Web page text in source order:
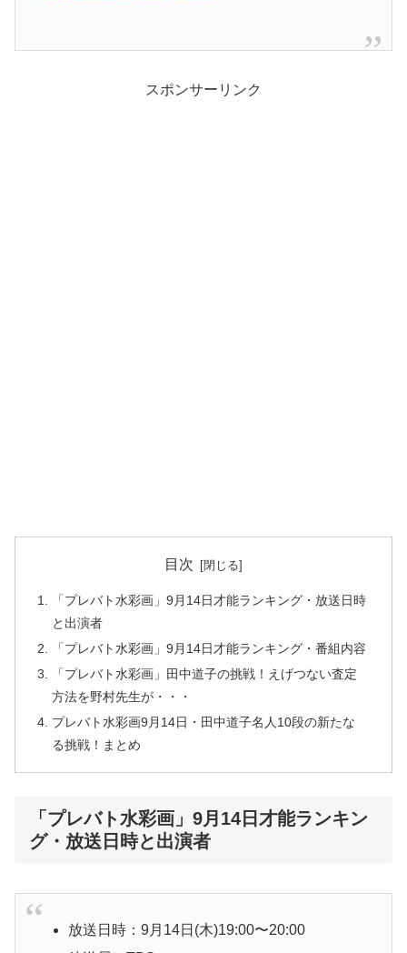
スポンサーリンク
目次
「プレバト水彩画」9月14日才能ランキング・放送日時
と出演者
「プレバト水彩画」9月14日才能ランキング・番組内容
「プレバト水彩画」田中道子の挑戦！えげつない査定
方法を野村先生が・・・
プレバト水彩画9月14日・田中道子名人10段の新たな
る挑戦！まとめ
「プレバト水彩画」9月14日才能ランキン
グ・放送日時と出演者
放送日時：9月14日(木)19:00〜20:00